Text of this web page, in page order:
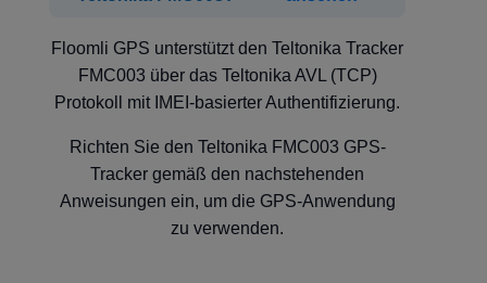
Floomli GPS unterstützt den Teltonika Tracker
FMC003 über das Teltonika AVL (TCP)
Protokoll mit IMEI-basierter Authentifizierung.
Richten Sie den Teltonika FMC003 GPS-
Tracker gemäß den nachstehenden
Anweisungen ein, um die GPS-Anwendung
zu verwenden.